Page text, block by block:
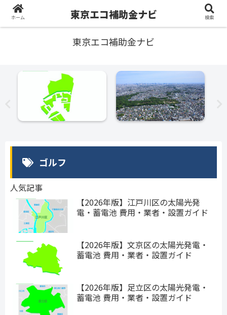
東京エコ補助金ナビ
ゴルフ
人気記事
【2026年版】江戸川区の太陽光発
電・蓄電池 費用・業者・設置ガイド
【2026年版】文京区の太陽光発電・
蓄電池 費用・業者・設置ガイド
【2026年版】足立区の太陽光発電・
蓄電池 費用・業者・設置ガイド
ホーム 東京エコ補助金ナビ 検索